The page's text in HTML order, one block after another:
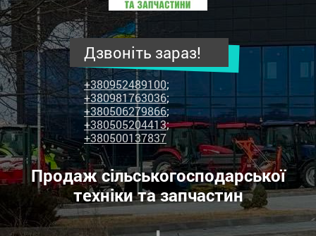
продаж
сільськогосподарської
техніки
та
запчастин
Дзвоніть зараз!
+380952489100;
+380981763036;
+380506279866;
+380505204413;
+380500137837
Продаж сільськогосподарської
техніки та запчастин